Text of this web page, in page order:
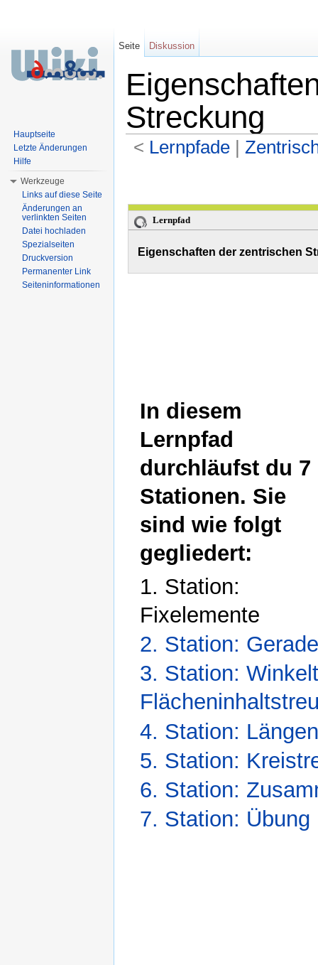
Streckung
< Lernpfade‎ |
Lernpfad
Eigenschaften der zentrischen
In diesem
Lernpfad
durchläufst du 7
Stationen. Sie
sind wie folgt
gegliedert:
1. Station:
Fixelemente
2. Station:
3. Station:
4. Station:
5. Station:
6. Station:
7. Station: Übung
Seite Diskussion
Hauptseite
Letzte Änderungen
Hilfe
Werkzeuge
Links auf diese Seite
Änderungen an
verlinkten Seiten
Datei hochladen
Spezialseiten
Druckversion
Permanenter Link
Seiteninformationen